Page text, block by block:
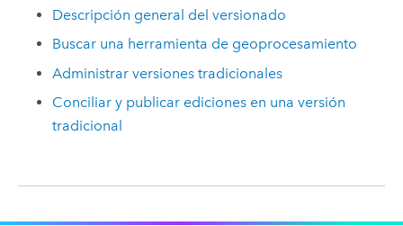
Descripción general del versionado
Buscar una herramienta de geoprocesamiento
Administrar versiones tradicionales
Conciliar y publicar ediciones en una versión
tradicional